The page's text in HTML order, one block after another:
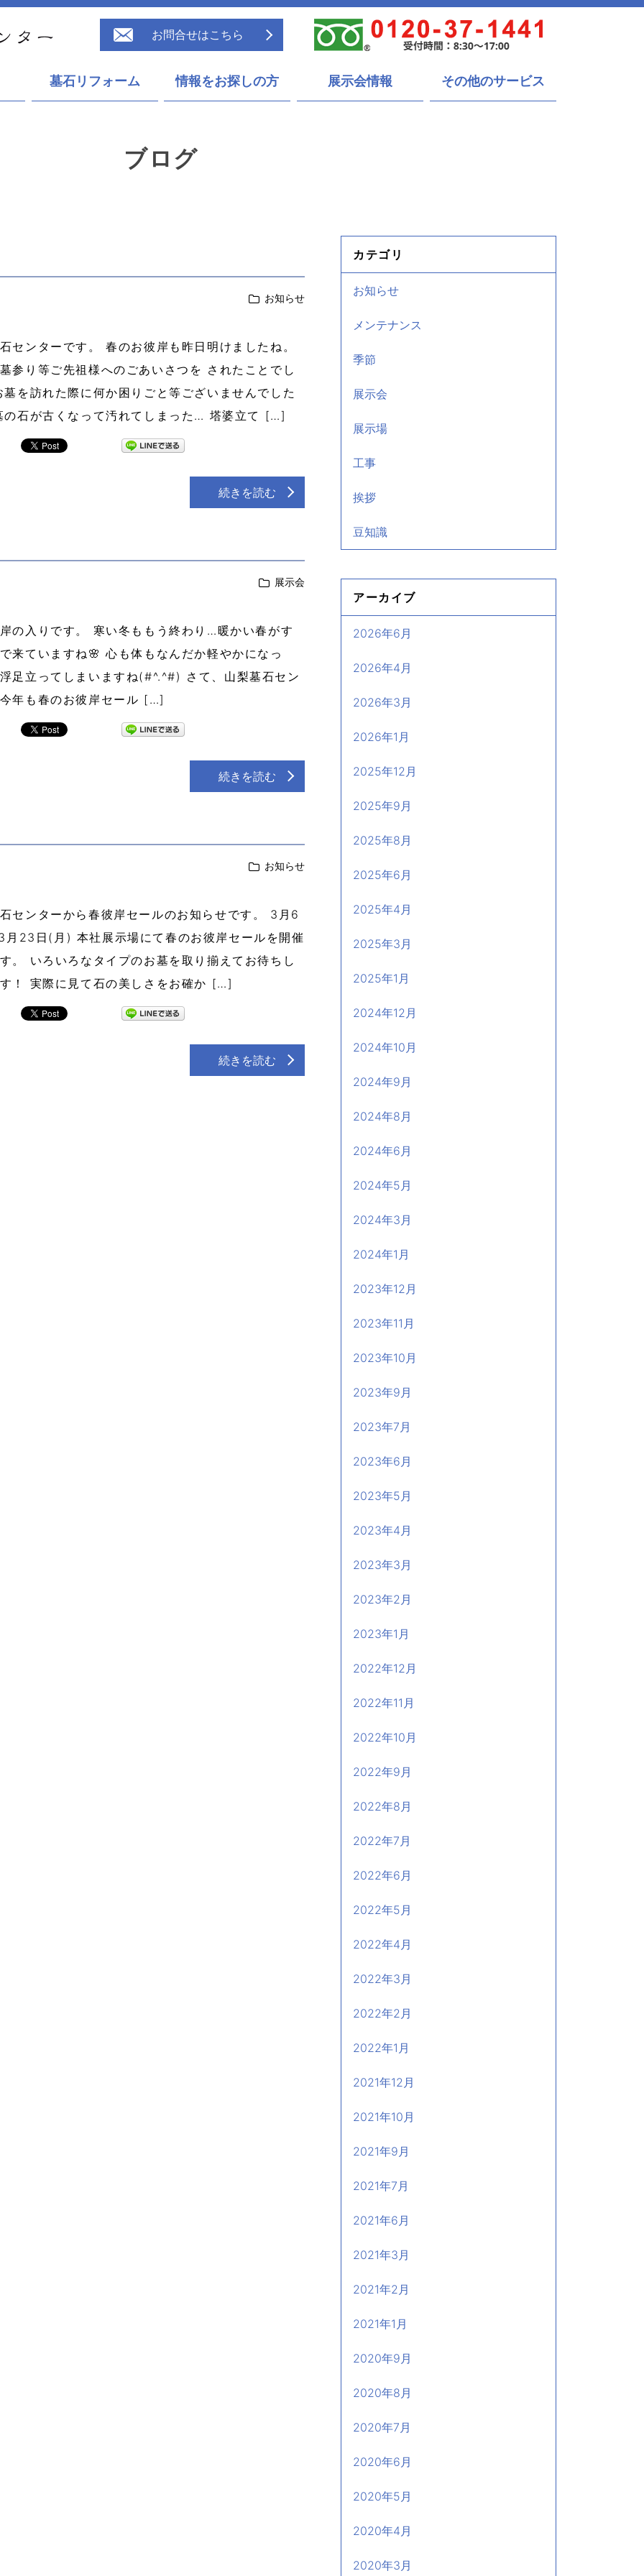
お問合せはこちら
墓石リフォーム 情報をお探しの方 展示会情報 その他のサービス
ブログ
お知らせ
センターです。 春のお彼岸も昨日明けましたね。
参り等ご先祖様へのごあいさつを されたことでし
を訪れた際に何か困りごと等ございませんでした
の石が古くなって汚れてしまった… 塔婆立て […]
続きを読む
展示会
の入りです。 寒い冬ももう終わり…暖かい春がす
来ていますね🌸 心も体もなんだか軽やかになっ
足立ってしまいますね(#^.^#) さて、山梨墓石セン
年も春のお彼岸セール […]
続きを読む
お知らせ
センターから春彼岸セールのお知らせです。 3月6
月23日(月) 本社展示場にて春のお彼岸セールを開催
。 いろいろなタイプのお墓を取り揃えてお待ちし
！ 実際に見て石の美しさをお確か […]
続きを読む
カテゴリ
お知らせ
メンテナンス
季節
展示会
展示場
工事
挨拶
豆知識
アーカイブ
2026年6月
2026年4月
2026年3月
2026年1月
2025年12月
2025年9月
2025年8月
2025年6月
2025年4月
2025年3月
2025年1月
2024年12月
2024年10月
2024年9月
2024年8月
2024年6月
2024年5月
2024年3月
2024年1月
2023年12月
2023年11月
2023年10月
2023年9月
2023年7月
2023年6月
2023年5月
2023年4月
2023年3月
2023年2月
2023年1月
2022年12月
2022年11月
2022年10月
2022年9月
2022年8月
2022年7月
2022年6月
2022年5月
2022年4月
2022年3月
2022年2月
2022年1月
2021年12月
2021年10月
2021年9月
2021年7月
2021年6月
2021年3月
2021年2月
2021年1月
2020年9月
2020年8月
2020年7月
2020年6月
2020年5月
2020年4月
2020年3月